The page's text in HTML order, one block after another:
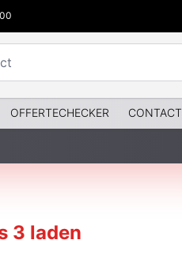
OFFERTECHECKER CONTACT
3 laden